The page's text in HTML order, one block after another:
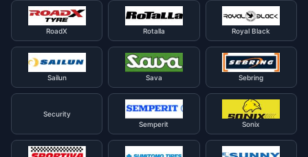
RoadX Rotalla Royal Black
Sailun Sava Sebring
Security
Semperit
Sonix